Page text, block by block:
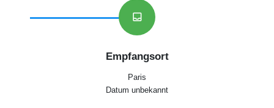
inbox
Empfangsort
Paris
Datum unbekannt